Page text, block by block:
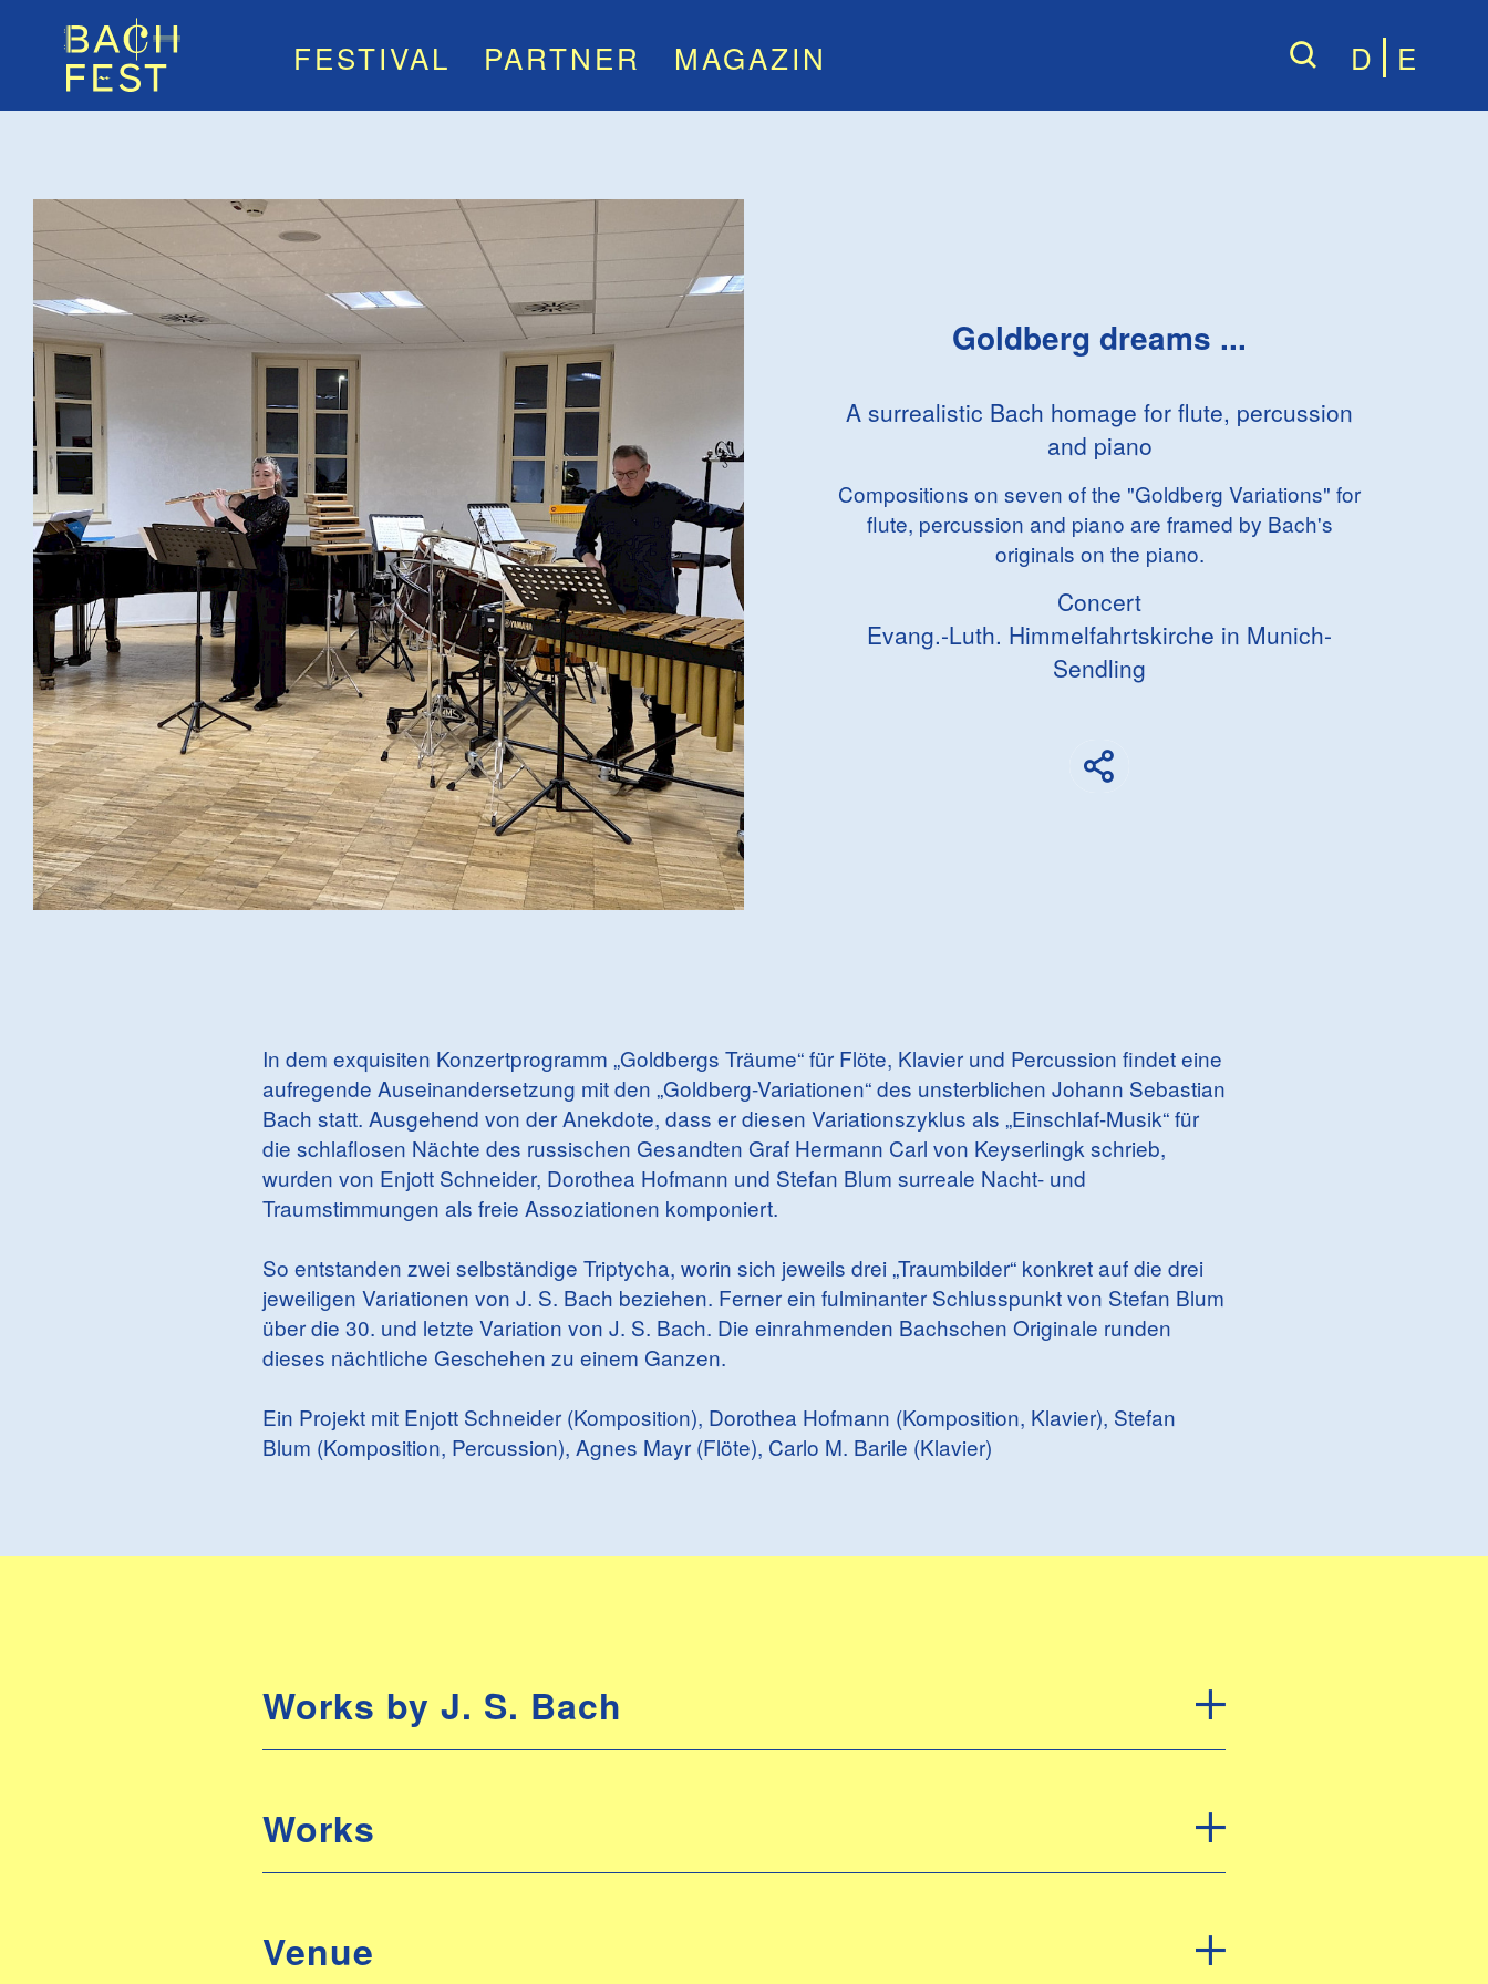
FESTIVAL PARTNER MAGAZIN D E
Goldberg dreams ...
A surrealistic Bach homage for flute, percussion
and piano
Compositions on seven of the "Goldberg Variations" for
flute, percussion and piano are framed by Bach's
originals on the piano.
Concert
Evang.-Luth. Himmelfahrtskirche in Munich-
Sendling
In dem exquisiten Konzertprogramm „Goldbergs Träume“ für Flöte, Klavier und Percussion findet eine
aufregende Auseinandersetzung mit den „Goldberg-Variationen“ des unsterblichen Johann Sebastian
Bach statt. Ausgehend von der Anekdote, dass er diesen Variationszyklus als „Einschlaf-Musik“ für
die schlaflosen Nächte des russischen Gesandten Graf Hermann Carl von Keyserlingk schrieb,
wurden von Enjott Schneider, Dorothea Hofmann und Stefan Blum surreale Nacht- und
Traumstimmungen als freie Assoziationen komponiert.
So entstanden zwei selbständige Triptycha, worin sich jeweils drei „Traumbilder“ konkret auf die drei
jeweiligen Variationen von J. S. Bach beziehen. Ferner ein fulminanter Schlusspunkt von Stefan Blum
über die 30. und letzte Variation von J. S. Bach. Die einrahmenden Bachschen Originale runden
dieses nächtliche Geschehen zu einem Ganzen.
Ein Projekt mit Enjott Schneider (Komposition), Dorothea Hofmann (Komposition, Klavier), Stefan
Blum (Komposition, Percussion), Agnes Mayr (Flöte), Carlo M. Barile (Klavier)
Works by J. S. Bach
Works
Venue